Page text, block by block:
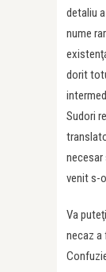
detaliu
nume
dorit
Sudori
necesar
venit s-
Va
necaz a